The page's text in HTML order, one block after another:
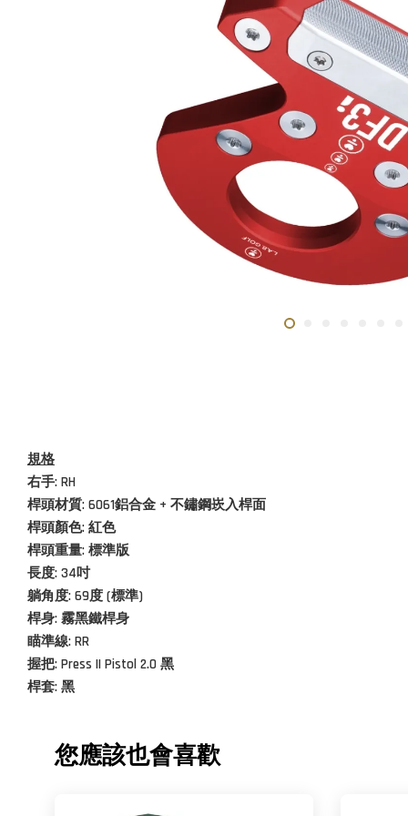
規格
右手: RH
桿頭材質: 6061鋁合金 + 不鏽鋼崁入桿面
桿頭顏色: 紅色
桿頭重量: 標準版
長度: 34吋
躺角度: 69度 (標準)
桿身: 霧黑鐵桿身
瞄準線: RR
握把: Press II Pistol 2.0 黑
桿套: 黑
您應該也會喜歡